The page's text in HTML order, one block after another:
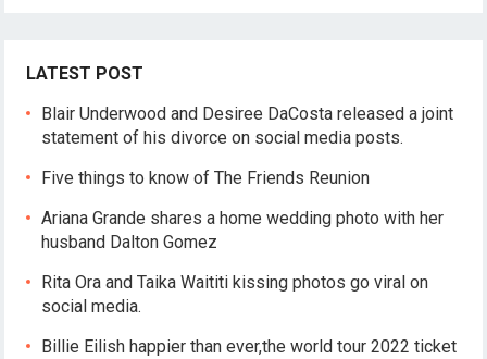
LATEST POST
Blair Underwood and Desiree DaCosta released a joint
statement of his divorce on social media posts.
Five things to know of The Friends Reunion
Ariana Grande shares a home wedding photo with her
husband Dalton Gomez
Rita Ora and Taika Waititi kissing photos go viral on
social media.
Billie Eilish happier than ever,the world tour 2022 ticket